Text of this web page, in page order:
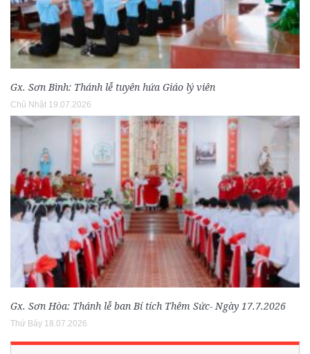
Gx. Sơn Bình: Thánh lễ tuyên hứa Giáo lý viên
Chủ Nhật 19.07.2026
Gx. Sơn Hòa: Thánh lễ ban Bí tích Thêm Sức- Ngày 17.7.2026
Thứ Bảy 18.07.2026